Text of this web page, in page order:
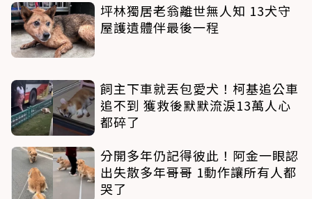
坪林獨居老翁離世無人知 13犬守
屋護遺體伴最後一程
飼主下車就丟包愛犬！柯基追公車
追不到 獲救後默默流淚13萬人心
都碎了
分開多年仍記得彼此！阿金一眼認
出失散多年哥哥 1動作讓所有人都
哭了